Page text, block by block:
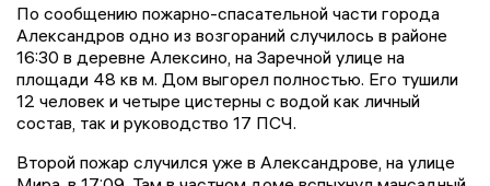
По сообщению пожарно-спасательной части города
Александров одно из возгораний случилось в районе
16:30 в деревне Алексино, на Заречной улице на
площади 48 кв м. Дом выгорел полностью. Его тушили
12 человек и четыре цистерны с водой как личный
состав, так и руководство 17 ПСЧ.
Второй пожар случился уже в Александрове, на улице